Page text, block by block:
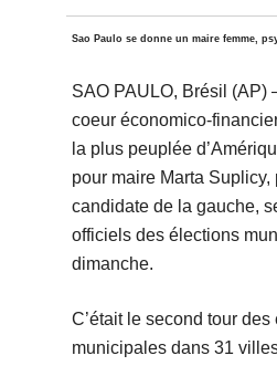
Sao Paulo se donne un maire femme,
SAO PAULO, Brésil
coeur économico-
la plus peuplée
pour maire Marta
candidate de la gauche,
officiels des élections
dimanche.
C’était le second tour des
municipales dans 31